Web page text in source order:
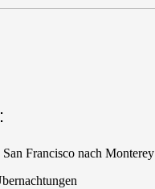
Francisco nach Monterey